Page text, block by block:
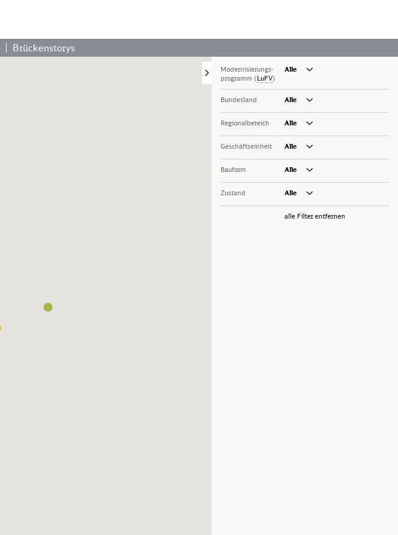
Brückenstorys
Modernisierungs­
programm (LuFV)
Alle
Bundesland Alle
Regionalbereich Alle
Geschäftseinheit Alle
Bauform Alle
Zustand Alle
alle Filter entfernen